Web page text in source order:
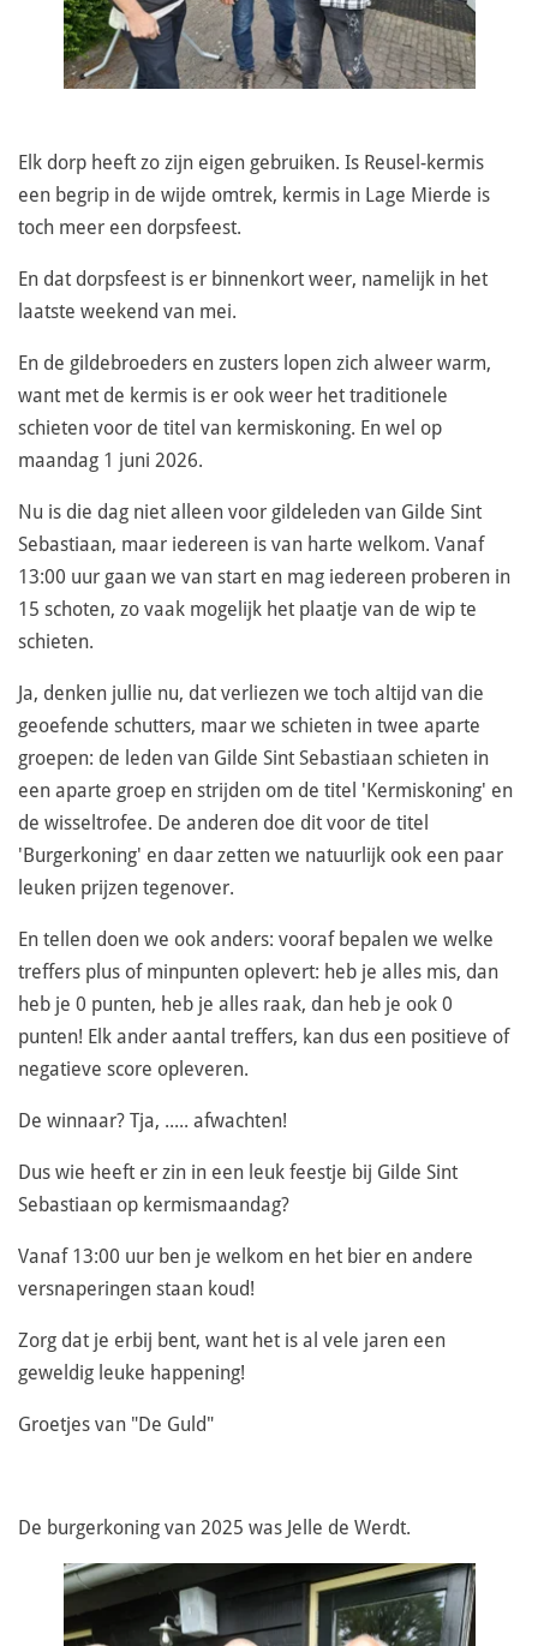
Elk dorp heeft zo zijn eigen gebruiken. Is Reusel-kermis
een begrip in de wijde omtrek, kermis in Lage Mierde is
toch meer een dorpsfeest.
En dat dorpsfeest is er binnenkort weer, namelijk in het
laatste weekend van mei.
En de gildebroeders en zusters lopen zich alweer warm,
want met de kermis is er ook weer het traditionele
schieten voor de titel van kermiskoning. En wel op
maandag 1 juni 2026.
Nu is die dag niet alleen voor gildeleden van Gilde Sint
Sebastiaan, maar iedereen is van harte welkom. Vanaf
13:00 uur gaan we van start en mag iedereen proberen in
15 schoten, zo vaak mogelijk het plaatje van de wip te
schieten.
Ja, denken jullie nu, dat verliezen we toch altijd van die
geoefende schutters, maar we schieten in twee aparte
groepen: de leden van Gilde Sint Sebastiaan schieten in
een aparte groep en strijden om de titel 'Kermiskoning' en
de wisseltrofee. De anderen doe dit voor de titel
'Burgerkoning' en daar zetten we natuurlijk ook een paar
leuken prijzen tegenover.
En tellen doen we ook anders: vooraf bepalen we welke
treffers plus of minpunten oplevert: heb je alles mis, dan
heb je 0 punten, heb je alles raak, dan heb je ook 0
punten! Elk ander aantal treffers, kan dus een positieve of
negatieve score opleveren.
De winnaar? Tja, ..... afwachten!
Dus wie heeft er zin in een leuk feestje bij Gilde Sint
Sebastiaan op kermismaandag?
Vanaf 13:00 uur ben je welkom en het bier en andere
versnaperingen staan koud!
Zorg dat je erbij bent, want het is al vele jaren een
geweldig leuke happening!
Groetjes van "De Guld"
De burgerkoning van 2025 was Jelle de Werdt.